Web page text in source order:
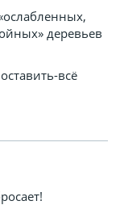
деревьев
всё